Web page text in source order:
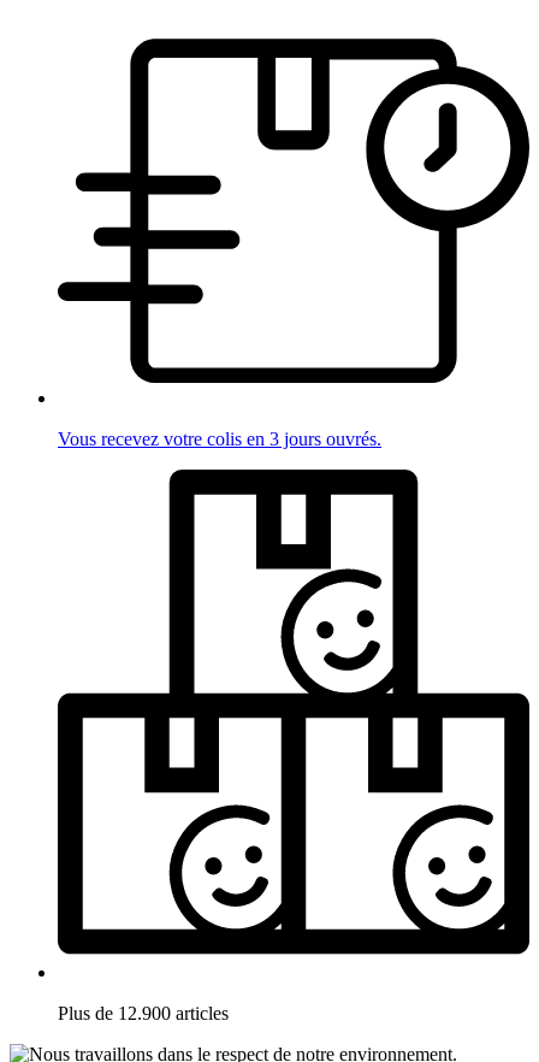
Vous recevez votre colis en 3 jours ouvrés.
Plus de 12.900 articles